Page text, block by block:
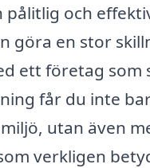
pålitlig och
göra en stor
ett företag som
får du inte
utan även
verkligen